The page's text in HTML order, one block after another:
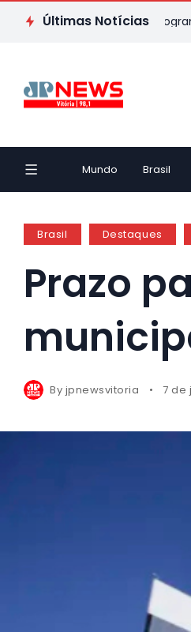
Últimas Notícias
veja passeios e programação
Mundo Brasil
Brasil Destaques
Prazo
By jpnewsvitoria 7 de